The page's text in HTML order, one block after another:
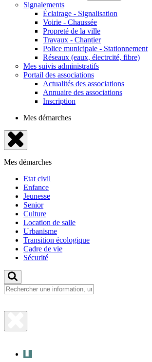
Signalements
Éclairage - Signalisation
Voirie - Chaussée
Propreté de la ville
Travaux - Chantier
Police municipale - Stationnement
Réseaux (eaux, électrcité, fibre)
Mes suivis administratifs
Portail des associations
Actualités des associations
Annuaire des associations
Inscription
Mes démarches
Fermer
le
menu
Mes démarches
Etat civil
Enfance
Jeunesse
Senior
Culture
Location de salle
Urbanisme
Transition écologique
Cadre de vie
Sécurité
Fermer